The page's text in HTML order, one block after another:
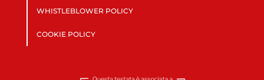
WHISTLEBLOWER POLICY
COOKIE POLICY